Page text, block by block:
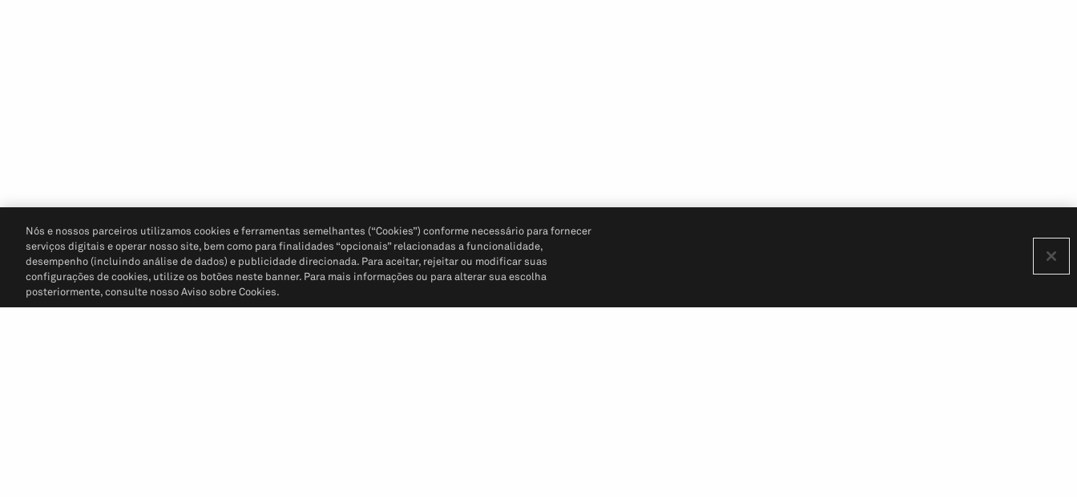
Nós e nossos parceiros utilizamos cookies e ferramentas semelhantes (“Cookies”) conforme necessário para fornecer
serviços digitais e operar nosso site, bem como para finalidades “opcionais” relacionadas a funcionalidade,
desempenho (incluindo análise de dados) e publicidade direcionada. Para aceitar, rejeitar ou modificar suas
configurações de cookies, utilize os botões neste banner. Para mais informações ou para alterar sua escolha
posteriormente, consulte nosso Aviso sobre Cookies.